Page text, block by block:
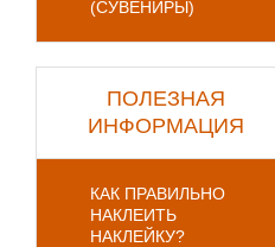
(СУВЕНИРЫ)
ПОЛЕЗНАЯ
ИНФОРМАЦИЯ
КАК ПРАВИЛЬНО
НАКЛЕИТЬ
НАКЛЕЙКУ?